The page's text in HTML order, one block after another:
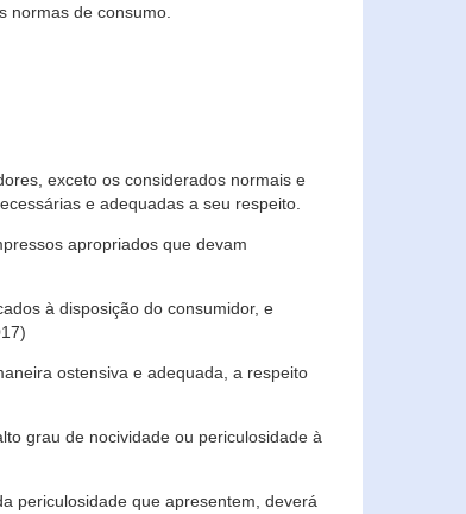
normas de consumo.
exceto os considerados normais e
e adequadas a seu respeito.
apropriados que devam
à disposição do consumidor, e
ostensiva e adequada, a respeito
grau de nocividade ou periculosidade à
periculosidade que apresentem, deverá